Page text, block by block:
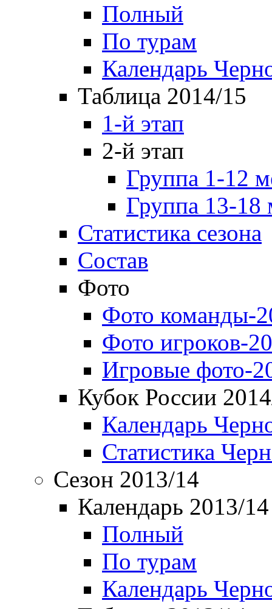
Полный
По турам
Календарь
Таблица 2014/15
1-й этап
2-й этап
Группа 1-12
Группа 13-18
Статистика сезона
Состав
Фото
Фото команды-
Фото игроков-
Игровые фото-
Кубок России
Календарь
Статистика
Сезон 2013/14
Календарь 2013/14
Полный
По турам
Календарь